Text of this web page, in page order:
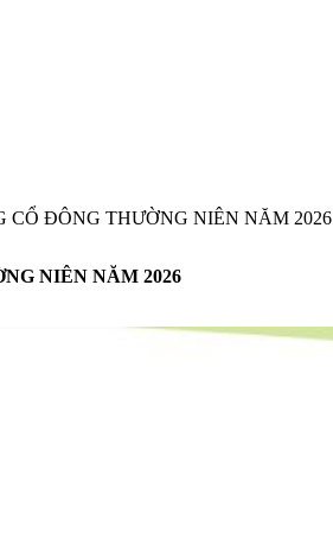
ĐÔNG THƯỜNG NIÊN NĂM 2026
NIÊN NĂM 2026